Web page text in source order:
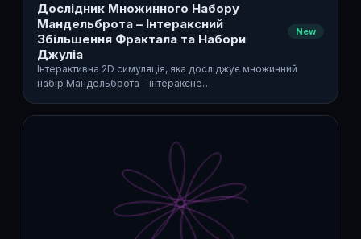
Дослідник Множинного Набору
Мандельброта – Інтераксний
Збільшення Фрактала та Набори
Джуліа
New
Інтерактивна 2D симуляція, яка досліджує множинний
набір Мандельброта – інтераксне…